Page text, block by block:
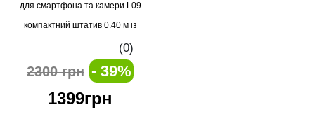
для смартфона та камери L09
компактний штатив 0.40 м із
Bluetooth-пультом, 3 в 1 селфі-
палка, штатив, тримач для фото
та відео
(0)
2300 грн - 39%
1399грн